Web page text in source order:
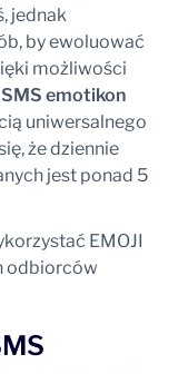
jednak
by ewoluować
możliwości
emotikon
uniwersalnego
że dziennie
jest ponad 5
EMOJI
odbiorców